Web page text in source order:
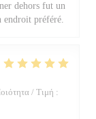
dehors fut un
endroit préféré.
/ Τιμή :